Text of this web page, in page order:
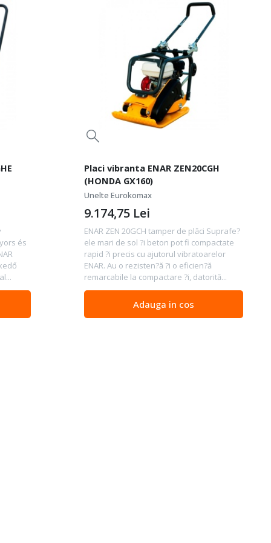
és
Placi vibranta ENAR ZEN20CGH
(HONDA GX160)
Unelte Eurokomax
ENAR ZEN 20GCH tamper de plăci Suprafe?
ele mari de sol ?i beton pot fi compactate
rapid ?i precis cu ajutorul vibratoarelor
ENAR. Au o rezisten?ă ?i o eficien?ă
remarcabile la compactare ?i, datorită...
9.174,75 Lei
Adauga in cos